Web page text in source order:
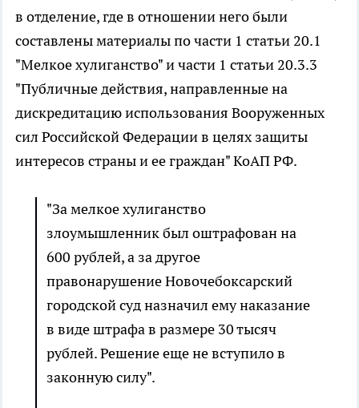
в отделение, где в отношении него были
составлены материалы по части 1 статьи 20.1
"Мелкое хулиганство" и части 1 статьи 20.3.3
"Публичные действия, направленные на
дискредитацию использования Вооруженных
сил Российской Федерации в целях защиты
интересов страны и ее граждан" КоАП РФ.
"За мелкое хулиганство
злоумышленник был оштрафован на
600 рублей, а за другое
правонарушение Новочебоксарский
городской суд назначил ему наказание
в виде штрафа в размере 30 тысяч
рублей. Решение еще не вступило в
законную силу".